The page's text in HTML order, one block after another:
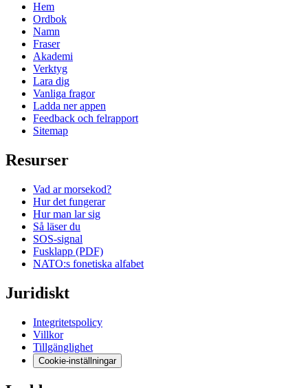
Hem
Ordbok
Namn
Fraser
Akademi
Verktyg
Lara dig
Vanliga fragor
Ladda ner appen
Feedback och felrapport
Sitemap
Resurser
Vad ar morsekod?
Hur det fungerar
Hur man lar sig
Så läser du
SOS-signal
Fusklapp (PDF)
NATO:s fonetiska alfabet
Juridiskt
Integritetspolicy
Villkor
Tillgänglighet
Cookie-inställningar